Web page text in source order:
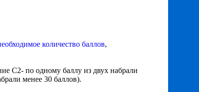
количество баллов,
С2- по одному баллу из двух набрали
менее 30 баллов).